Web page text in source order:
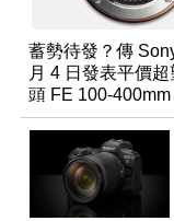
蓄勢待發？傳
月 4 日發表平價
頭 FE 100-